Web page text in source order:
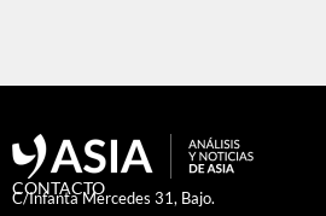
CONTACTO
C/Infanta Mercedes 31, Bajo.